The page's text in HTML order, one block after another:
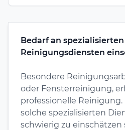
Bedarf an spezialisierten
Reinigungsdiensten
Besondere
oder Fensterreinigung,
professionelle Reinigung.
solche spezialisierten
schwierig zu einschätzen